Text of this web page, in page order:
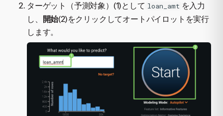
ターゲット（予測対象）(1)として loan_amt を入力
し、
開始(2)をクリックしてオートパイロットを実行
します。